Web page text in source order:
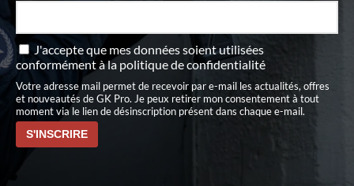
J'accepte que mes données soient utilisées
conformément àla politique de confidentialité
Votre adresse mail permet de recevoir par e-mail les actualités, offres
et nouveautés de GK Pro. Je peux retirer mon consentement à tout
moment via le lien de désinscription présent dans chaque e-mail.